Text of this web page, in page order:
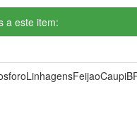
a este item: